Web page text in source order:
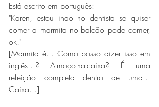
Está escrito em português:
"Karen, estou indo no dentista se quiser
comer a marmita no balcão pode comer,
ok!"
[Marmita é... Como posso dizer isso em
inglês...? Almoço-na-caixa? É uma
refeição completa dentro de uma...
Caixa...]